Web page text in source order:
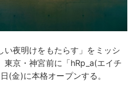
い夜明けをもたらす」をミッシ
東京・神宮前に「hRp_a(エイチ
(金)に本格オープンする。